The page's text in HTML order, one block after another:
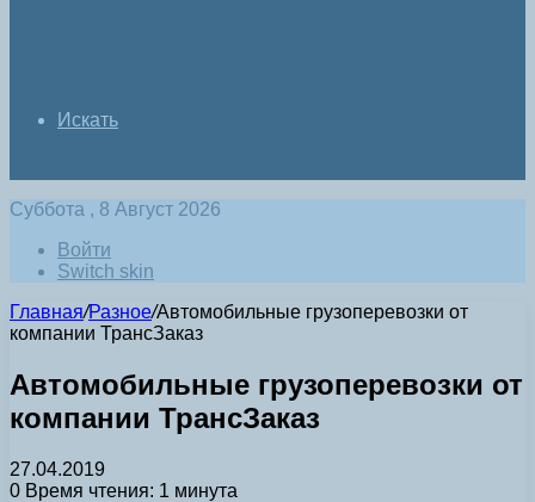
Искать
Суббота , 8 Август 2026
Войти
Switch skin
Главная/Разное/Автомобильные грузоперевозки от
компании ТрансЗаказ
Автомобильные грузоперевозки от
компании ТрансЗаказ
27.04.2019
0 Время чтения: 1 минута